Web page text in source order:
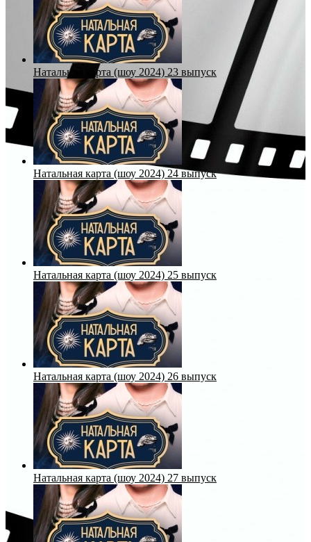
Натальная карта (шоу 2024) 23 выпуск
Натальная карта (шоу 2024) 24 выпуск
Натальная карта (шоу 2024) 25 выпуск
Натальная карта (шоу 2024) 26 выпуск
Натальная карта (шоу 2024) 27 выпуск